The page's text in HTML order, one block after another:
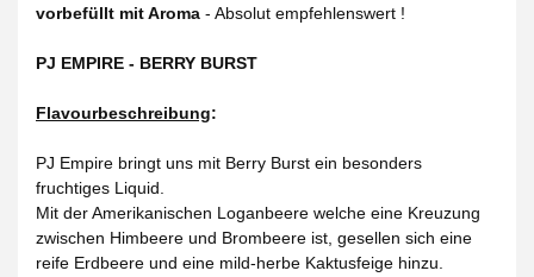
vorbefüllt mit Aroma - Absolut empfehlenswert !
PJ EMPIRE - BERRY BURST
Flavourbeschreibung:
PJ Empire bringt uns mit Berry Burst ein besonders
fruchtiges Liquid.
Mit der Amerikanischen Loganbeere welche eine Kreuzung
zwischen Himbeere und Brombeere ist, gesellen sich eine
reife Erdbeere und eine mild-herbe Kaktusfeige hinzu.